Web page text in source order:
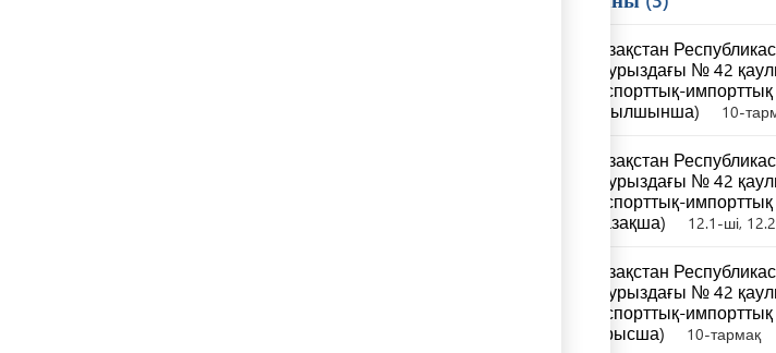
Қазақстан
наурыздағы № 42
экспорттық-
(ағылшынша)
10-
Қазақстан
наурыздағы № 42
экспорттық-
(қазақша)
12.1-ші,
Қазақстан
наурыздағы № 42
экспорттық-
(орысша)
10-тармақ